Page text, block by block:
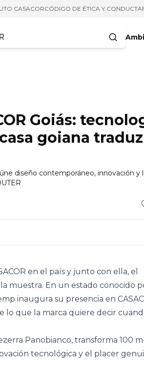
CASACORCÓDIGO DE ÉTICA Y CONDUCTA
Goiás:
goiana
diseño contemporáneo, innovación y
en el país y junto con ella, el
muestra. En un estado conocido
inaugura su presencia en
lo que la marca quiere decir
Panobianco, transforma 100
tecnológica y el placer